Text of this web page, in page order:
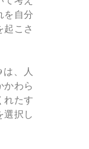
を自分
起こさ
、人
かわら
れたす
選択し